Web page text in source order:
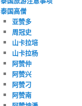
泰国高僧
亚赞多
周冠史
山卡拉培
山卡拉杨
阿赞仲
阿赞兴
阿赞刁
阿赞南